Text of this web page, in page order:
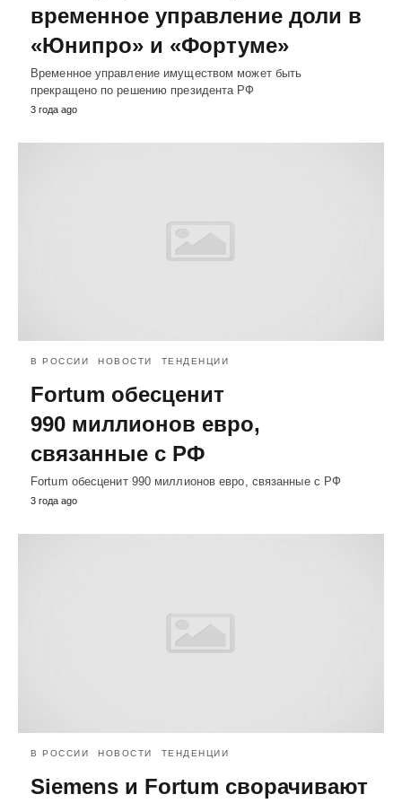
временное управление доли в
«Юнипро» и «Фортуме»
Временное управление имуществом может быть
прекращено по решению президента РФ
3 года ago
В РОССИИ НОВОСТИ ТЕНДЕНЦИИ
Fortum обесценит
990 миллионов евро,
связанные с РФ
Fortum обесценит 990 миллионов евро, связанные с РФ
3 года ago
В РОССИИ НОВОСТИ ТЕНДЕНЦИИ
Siemens и Fortum сворачивают